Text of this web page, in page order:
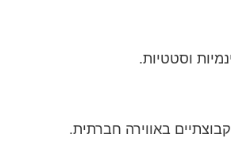
וסטטיות.
באווירה חברתית.